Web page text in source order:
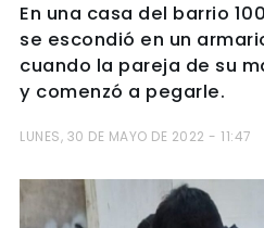
En una casa del barrio
se escondió en un
cuando la pareja de su
y comenzó a pegarle.
LUNES, 30 DE MAYO DE 2022 - 11:47